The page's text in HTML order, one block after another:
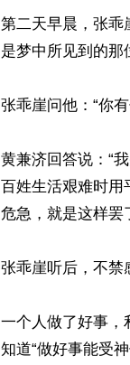
第二天早晨，张乖
是梦中所见到的那
张乖崖问他：“你
黄兼济回答说：“
百姓生活艰难时用
危急，就是这样罢
张乖崖听后，不禁
一个人做了好事，
知道“做好事能受